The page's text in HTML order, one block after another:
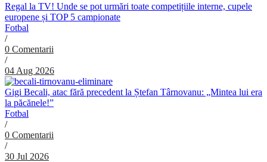
Regal la TV! Unde se pot urmări toate competițiile interne, cupele
europene și TOP 5 campionate
Fotbal
/
0 Comentarii
/
04 Aug 2026
Gigi Becali, atac fără precedent la Ștefan Târnovanu: „Mintea lui era
la păcănele!”
Fotbal
/
0 Comentarii
/
30 Jul 2026